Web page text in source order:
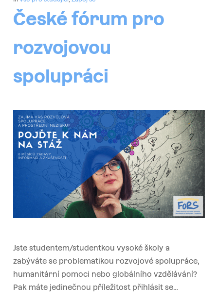
České fórum pro
rozvojovou
spolupráci
Jste studentem/studentkou vysoké školy a
zabýváte se problematikou rozvojové spolupráce,
humanitární pomoci nebo globálního vzdělávání?
Pak máte jedinečnou příležitost přihlásit se…